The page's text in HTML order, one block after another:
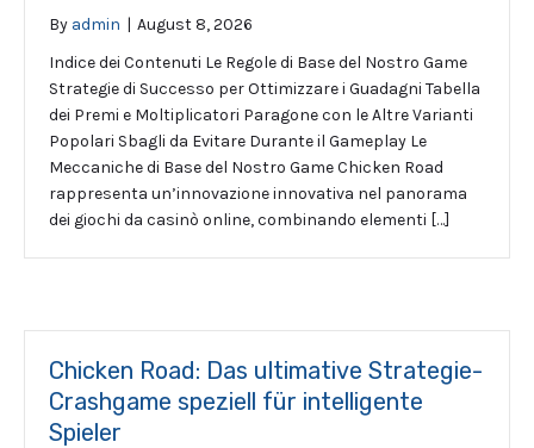
By admin | August 8, 2026
Indice dei Contenuti Le Regole di Base del Nostro Game
Strategie di Successo per Ottimizzare i Guadagni Tabella
dei Premi e Moltiplicatori Paragone con le Altre Varianti
Popolari Sbagli da Evitare Durante il Gameplay Le
Meccaniche di Base del Nostro Game Chicken Road
rappresenta un’innovazione innovativa nel panorama
dei giochi da casinò online, combinando elementi […]
Chicken Road: Das ultimative Strategie-
Crashgame speziell für intelligente
Spieler